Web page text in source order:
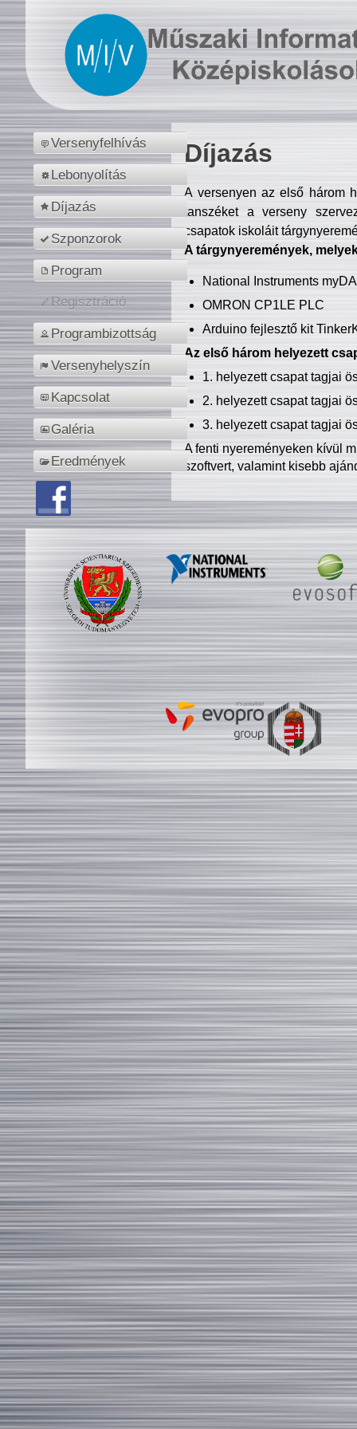
Versenyfelhívás
Lebonyolítás
Díjazás
Szponzorok
Program
Regisztráció
Programbizottság
Versenyhelyszín
Kapcsolat
Galéria
Eredmények
Díjazás
A versenyen az első három
tanszéket a verseny
csapatok iskoláit
A tárgynyeremények,
National Instruments
OMRON CP1LE PLC
Arduino fejlesztő kit
Az első három helyezett
1. helyezett csapat tagjai
2. helyezett csapat tagjai
3. helyezett csapat tagjai
A fenti nyereményeken kívül
szoftvert, valamint kisebb